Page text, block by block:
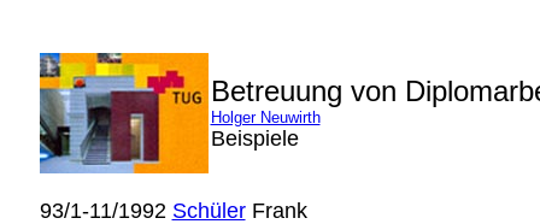
Betreuung von
Holger Neuwirth
Beispiele
93/1-11/1992 SchülerFrank